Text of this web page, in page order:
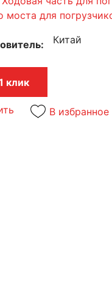
моста для
Китай
клик
В избранное